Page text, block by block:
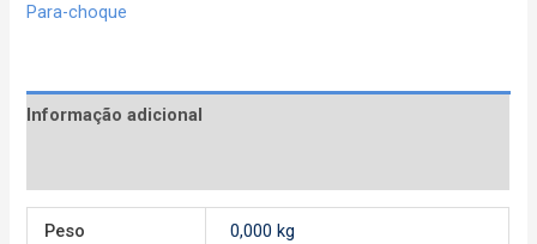
Para-choque
Informação adicional
Peso 0,000 kg